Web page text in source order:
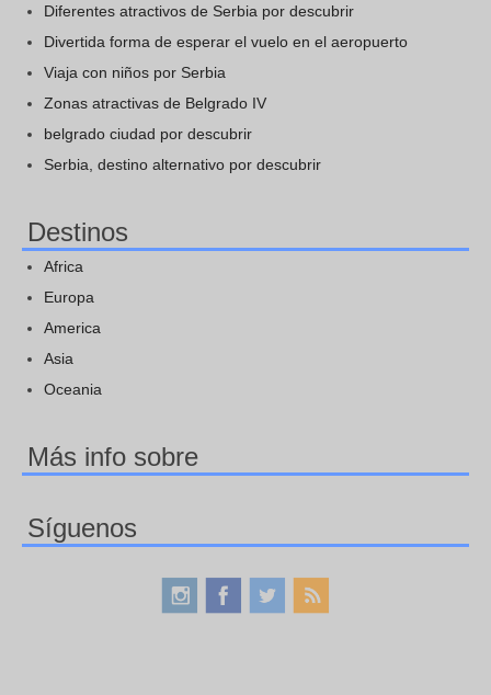
Diferentes atractivos de Serbia por descubrir
Divertida forma de esperar el vuelo en el aeropuerto
Viaja con niños por Serbia
Zonas atractivas de Belgrado IV
belgrado ciudad por descubrir
Serbia, destino alternativo por descubrir
Destinos
Africa
Europa
America
Asia
Oceania
Más info sobre
Síguenos